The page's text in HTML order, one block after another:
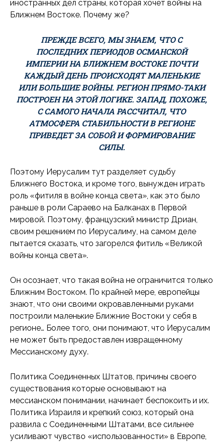
иностранных дел страны, которая хочет войны на
Ближнем Востоке. Почему же?
ПРЕЖДЕ ВСЕГО, МЫ ЗНАЕМ, ЧТО С
ПОСЛЕДНИХ ПЕРИОДОВ ОСМАНСКОЙ
ИМПЕРИИ НА БЛИЖНЕМ ВОСТОКЕ ПОЧТИ
КАЖДЫЙ ДЕНЬ ПРОИСХОДЯТ МАЛЕНЬКИЕ
ИЛИ БОЛЬШИЕ ВОЙНЫ. РЕГИОН ПРЯМО-ТАКИ
ПОСТРОЕН НА ЭТОЙ ЛОГИКЕ. ЗАПАД, ПОХОЖЕ,
С САМОГО НАЧАЛА РАССЧИТАЛ, ЧТО
АТМОСФЕРА СТАБИЛЬНОСТИ В РЕГИОНЕ
ПРИВЕДЕТ ЗА СОБОЙ И ФОРМИРОВАНИЕ
СИЛЫ.
Поэтому Иерусалим тут разделяет судьбу
Ближнего Востока, и кроме того, вынужден играть
роль «фитиля в войне конца света», как это было
раньше в роли Сараево на Балканах в Первой
мировой. Поэтому, французский министр Дриан,
своим решением по Иерусалиму, на самом деле
пытается сказать, что загорелся фитиль «Великой
войны конца света».
Он осознает, что такая война не ограничится только
Ближним Востоком. По крайней мере, европейцы
знают, что они своими окровавленными руками
построили маленькие Ближние Востоки у себя в
регионе… Более того, они понимают, что Иерусалим
не может быть предоставлен извращенному
Мессианскому духу.
Политика Соединенных Штатов, причины своего
существования которые основывают на
мессианском понимании, начинает беспокоить и их.
Политика Израиля и крепкий союз, который она
развила с Соединенными Штатами, все сильнее
усиливают чувство «использованности» в Европе,